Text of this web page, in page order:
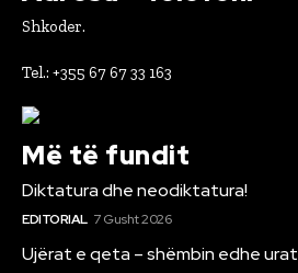
Shkoder.
Tel.: +355 67 67 33 163
Më të fundit
Diktatura dhe neodiktatura!
EDITORIAL 7 Gusht 2026
Ujërat e qeta – shëmbin edhe urat